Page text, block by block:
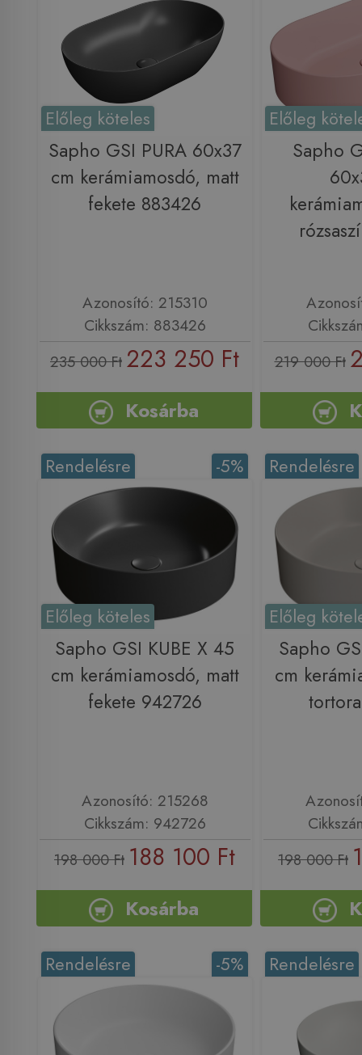
Előleg köteles
Sapho GSI PURA 60x37
cm kerámiamosdó, matt
fekete 883426
Azonosító: 215310
Cikkszám: 883426
235 000 Ft 223 250 Ft
Kosárba
Előleg
Sapho
219 000 Ft
-5%
Rendelésre
Előleg köteles
Sapho GSI KUBE X 45
cm kerámiamosdó, matt
fekete 942726
Azonosító: 215268
Cikkszám: 942726
198 000 Ft 188 100 Ft
Kosárba
Rendelésre
Előleg
Sapho
cm
198 000 Ft
-5%
Rendelésre Rendelésre